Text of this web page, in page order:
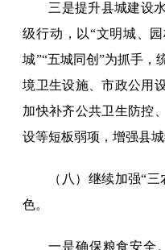
三是提升县城建设
级行动，以“文明城、
城”“五城同创”为抓手，
境卫生设施、市政公用
加快补齐公共卫生防控
设等短板弱项，增强县城
（八）继续加强“
色。
一是确保粮食安全